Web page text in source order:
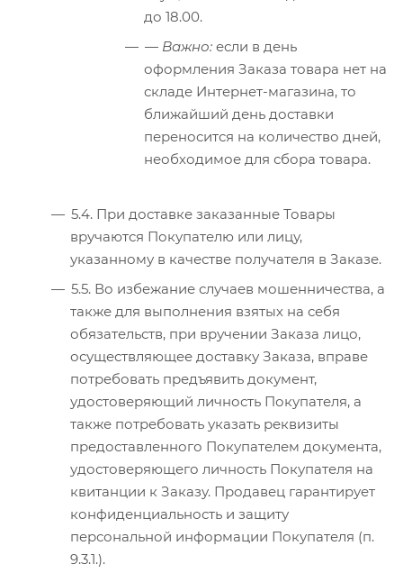
до 18.00.
— Важно: если в день
оформления Заказа товара нет на
складе Интернет-магазина, то
ближайший день доставки
переносится на количество дней,
необходимое для сбора товара.
5.4. При доставке заказанные Товары
вручаются Покупателю или лицу,
указанному в качестве получателя в Заказе.
5.5. Во избежание случаев мошенничества, а
также для выполнения взятых на себя
обязательств, при вручении Заказа лицо,
осуществляющее доставку Заказа, вправе
потребовать предъявить документ,
удостоверяющий личность Покупателя, а
также потребовать указать реквизиты
предоставленного Покупателем документа,
удостоверяющего личность Покупателя на
квитанции к Заказу. Продавец гарантирует
конфиденциальность и защиту
персональной информации Покупателя (п.
9.3.1.).